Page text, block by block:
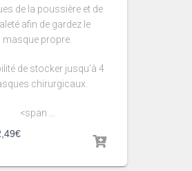
de la poussière et de
afin de gardez le
masque propre.
de stocker jusqu’à 4
chirurgicaux.
<span ...
€